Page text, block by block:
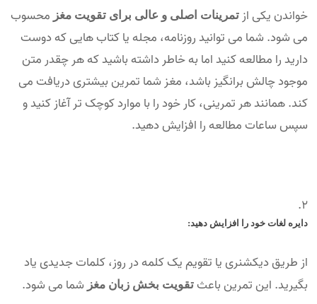
خواندن یکی ازتمرینات اصلی و عالی برای تقویت مغز محسوب
می شود. شما می توانید روزنامه، مجله یا کتاب هایی که دوست
دارید را مطالعه کنید اما به خاطر داشته باشید که هر چقدر متن
موجود چالش برانگیز باشد، مغز شما تمرین بیشتری دریافت می
کند. همانند هر تمرینی، کار خود را با موارد کوچک تر آغاز کنید و
سپس ساعات مطالعه را افزایش دهید.
دایره لغات خود را افزایش دهید:
از طریق دیکشنری یا تقویم یک کلمه در روز، کلمات جدیدی یاد
بگیرید. این تمرین باعثتقویت بخش زبان مغز شما می شود.